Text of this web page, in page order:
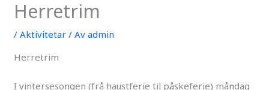
Herretrim
/Aktivitetar / Av admin
Herretrim
I vintersesongen (frå haustferie til påskeferie) måndag